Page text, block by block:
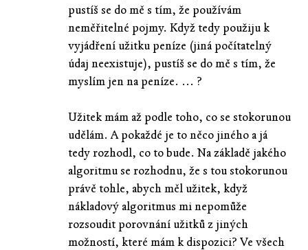
pustíš se do mě s tím, že používám
neměřitelné pojmy. Když tedy použiju k
vyjádření užitku peníze (jiná počítatelný
údaj neexistuje), pustíš se do mě s tím, že
myslím jen na peníze. ... ?
Užitek mám až podle toho, co se stokorunou
udělám. A pokaždé je to něco jiného a já
tedy rozhodl, co to bude. Na základě jakého
algoritmu se rozhodnu, že s tou stokorunou
právě tohle, abych měl užitek, když
nákladový algoritmus mi nepomůže
rozsoudit porovnání užitků z jiných
možností, které mám k dispozici? Ve všech